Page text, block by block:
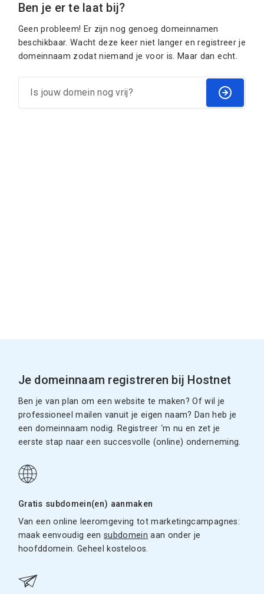
Ben je er te laat bij?
Geen probleem! Er zijn nog genoeg domeinnamen
beschikbaar. Wacht deze keer niet langer en registreer je
domeinnaam zodat niemand je voor is. Maar dan echt.
Je domeinnaam registreren bij Hostnet
Ben je van plan om een website te maken? Of wil je
professioneel mailen vanuit je eigen naam? Dan heb je
een domeinnaam nodig. Registreer ‘m nu en zet je
eerste stap naar een succesvolle (online) onderneming.
Gratis subdomein(en) aanmaken
Van een online leeromgeving tot marketingcampagnes:
maak eenvoudig eensubdomein aan onder je
hoofddomein. Geheel kosteloos.